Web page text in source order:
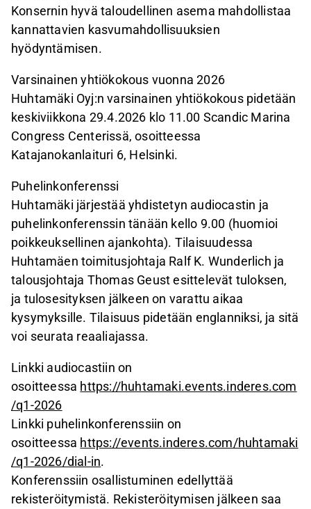
Konsernin hyvä taloudellinen asema mahdollistaa
kannattavien kasvumahdollisuuksien
hyödyntämisen.
Varsinainen yhtiökokous vuonna 2026
Huhtamäki Oyj:n varsinainen yhtiökokous pidetään
keskiviikkona 29.4.2026 klo 11.00 Scandic Marina
Congress Centerissä, osoitteessa
Katajanokanlaituri 6, Helsinki.
Puhelinkonferenssi
Huhtamäki järjestää yhdistetyn audiocastin ja
puhelinkonferenssin tänään kello 9.00 (huomioi
poikkeuksellinen ajankohta). Tilaisuudessa
Huhtamäen toimitusjohtaja Ralf K. Wunderlich ja
talousjohtaja Thomas Geust esittelevät tuloksen,
ja tulosesityksen jälkeen on varattu aikaa
kysymyksille. Tilaisuus pidetään englanniksi, ja sitä
voi seurata reaaliajassa.
Linkki audiocastiin on
osoitteessa https://huhtamaki.events.inderes.com
/q1-2026
Linkki puhelinkonferenssiin on
osoitteessa https://events.inderes.com/huhtamaki
/q1-2026/dial-in.
Konferenssiin osallistuminen edellyttää
rekisteröitymistä. Rekisteröitymisen jälkeen saa